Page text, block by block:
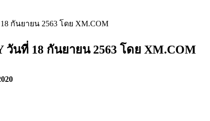
กันยายน 2563 โดย XM.COM
วันที่ 18 กันยายน 2563 โดย XM.COM